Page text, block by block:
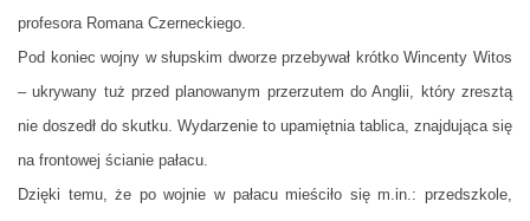
profesora Romana Czerneckiego.
Pod koniec wojny w słupskim dworze przebywał krótko Wincenty Witos
– ukrywany tuż przed planowanym przerzutem do Anglii, który zresztą
nie doszedł do skutku. Wydarzenie to upamiętnia tablica, znajdująca się
na frontowej ścianie pałacu.
Dzięki temu, że po wojnie w pałacu mieściło się m.in.: przedszkole,